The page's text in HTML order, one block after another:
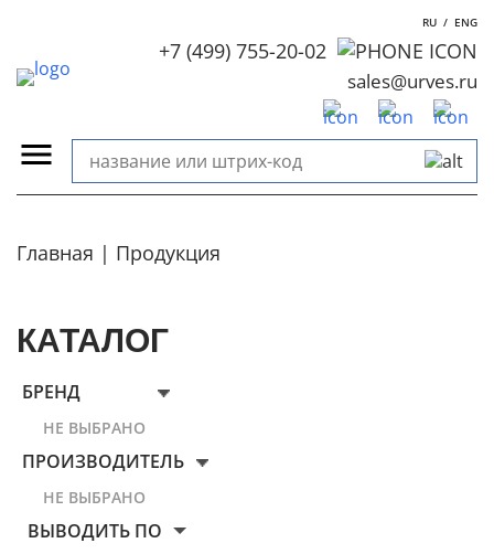
RU / ENG
+7 (499) 755-20-02
sales@urves.ru
Главная Продукция
КАТАЛОГ
БРЕНД
НЕ ВЫБРАНО
ПРОИЗВОДИТЕЛЬ
НЕ ВЫБРАНО
ВЫВОДИТЬ ПО